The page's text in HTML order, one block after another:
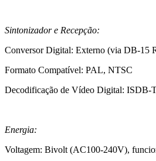
Sintonizador e Recepção:
Conversor Digital: Externo (via DB-15
Formato Compatível: PAL, NTSC
Decodificação de Vídeo Digital: ISDB-
Energia:
Voltagem: Bivolt (AC100-240V),